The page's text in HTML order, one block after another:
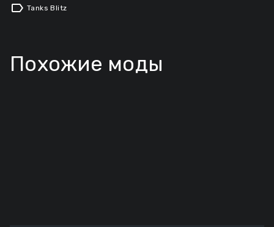
label Tanks Blitz
Похожие моды